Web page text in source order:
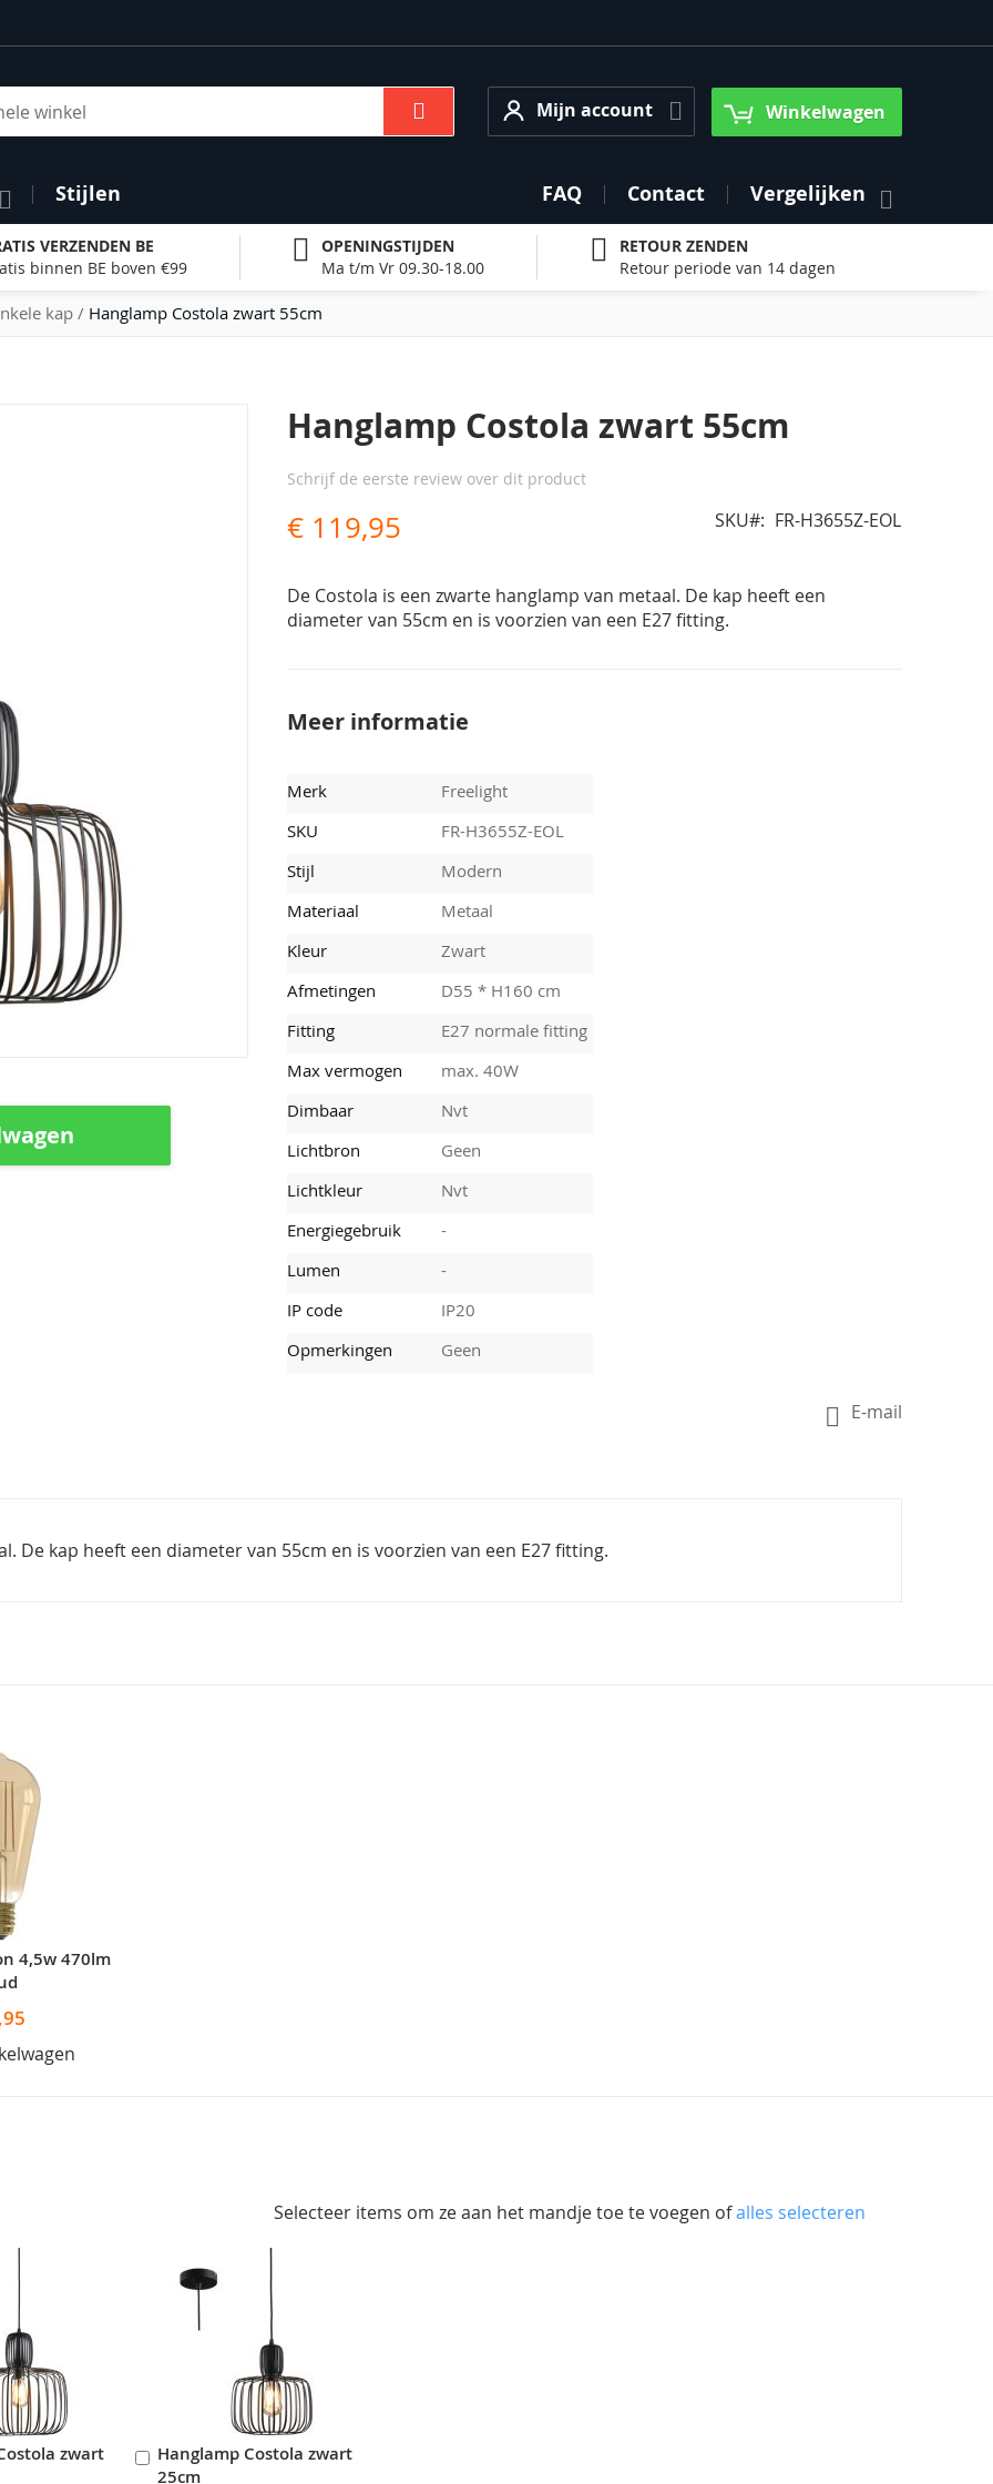
Mijn account
Mijn account Winkelwagen
Stijlen FAQ Contact Vergelijken
VERZENDEN BE
binnen BE boven €99
OPENINGSTIJDEN
Ma t/m Vr 09.30-18.00
RETOUR ZENDEN
Retour periode van 14 dagen
kap Hanglamp Costola zwart 55cm
Hanglamp Costola zwart 55cm
Schrijf de eerste review over dit product
€ 119,95 SKU FR-H3655Z-EOL
De Costola is een zwarte hanglamp van metaal. De kap heeft een
diameter van 55cm en is voorzien van een E27 fitting.
Meer informatie
Merk
Freelight
SKU
FR-H3655Z-EOL
Stijl
Modern
Materiaal
Metaal
Kleur
Zwart
Afmetingen
D55 * H160 cm
Fitting
E27 normale fitting
Max vermogen
max. 40W
Dimbaar
Nvt
Lichtbron
Geen
Lichtkleur
Nvt
Energiegebruik
-
Lumen
-
IP code
IP20
Opmerkingen
Geen
E-mail
De kap heeft een diameter van 55cm en is voorzien van een E27 fitting.
4,5w 470lm
Selecteer items om ze aan het mandje toe te voegen ofalles selecteren
zwart
Hanglamp Costola zwart
25cm
In